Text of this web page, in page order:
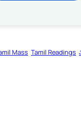
Mass Tamil Readings